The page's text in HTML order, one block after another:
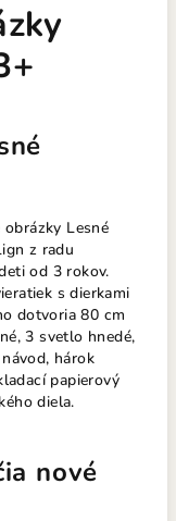
Lesné
z radu
od 3 rokov.
s dierkami
dotvoria 80 cm
3 svetlo hnedé,
hárok
papierový
diela.
nové